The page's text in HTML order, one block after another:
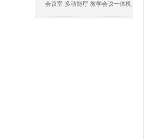
会议室 多动能厅 教学会议一体机